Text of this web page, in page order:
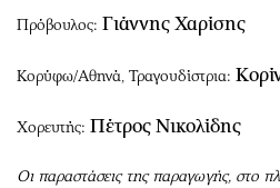
Πρόβουλος: Γιάννης Χαρίσης
Κορύφω/Αθηνά, Τραγουδίστρια:
Χορευτής: Πέτρος Νικολίδης
Οι παραστάσεις της παραγωγής, στο